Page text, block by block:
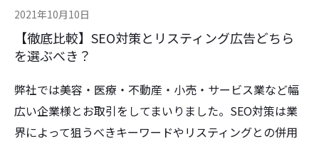
2021年10月10日
【徹底比較】SEO対策とリスティング広告どちら
を選ぶべき？
弊社では美容・医療・不動産・小売・サービス業など幅
広い企業様とお取引をしてまいりました。SEO対策は業
界によって狙うべきキーワードやリスティングとの併用